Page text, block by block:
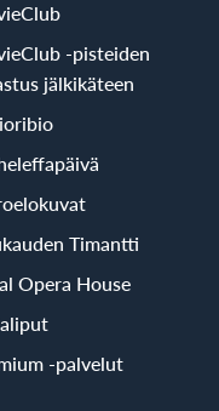
-pisteiden
jälkikäteen
Timantti
Opera House
-palvelut